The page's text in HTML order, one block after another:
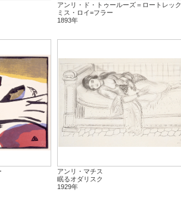
アンリ・ド・トゥールーズ＝ロートレック
ミス・ロイ=フラー
1893年
アンリ・マチス
眠るオダリスク
1929年